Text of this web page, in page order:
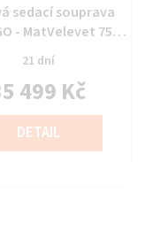
Průměrné
hodnocení
produktu
je
0,0
5
hvězdiček.
sedací souprava
- MatVelevet 75 -
Levý roh
21 dní
499 Kč
Měrná
cena:
DETAIL